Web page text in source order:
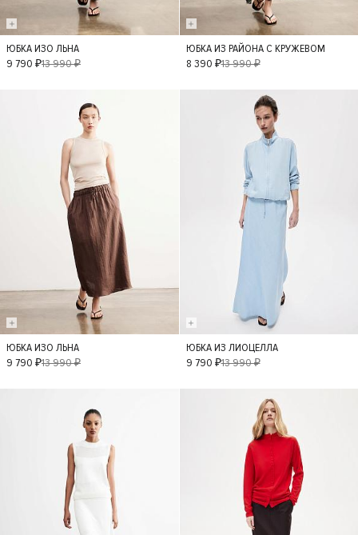
XS S
ЮБКА ИЗО ЛЬНА
9 790 ₽13 990 ₽ XS S
ЮБКА ИЗ РАЙОНА С КРУЖЕВОМ
8 390 ₽13 990 ₽
XS S
ЮБКА ИЗО ЛЬНА
9 790 ₽13 990 ₽ XS L
ЮБКА ИЗ ЛИОЦЕЛЛА
9 790 ₽13 990 ₽